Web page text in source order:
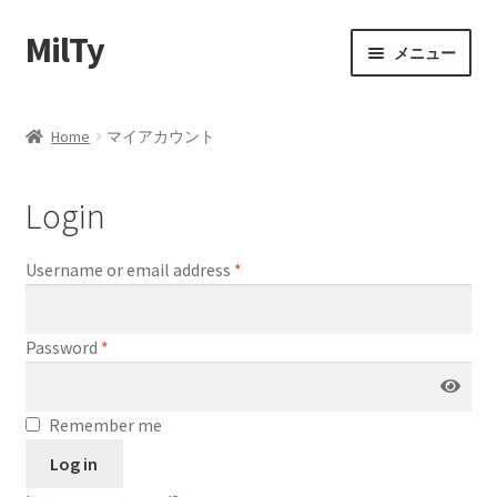
ナ
ビ
ー
ン
へ
ス
キ
プ
コ
ン
ン
ス
キ
ッ
プ
MilTy メニュー
会社概要
ショップ
お問い合わせ
特定商法取引法に基づく表記
Home マイアカウント
Login
Username or email address *
Password *
Remember me
Log in